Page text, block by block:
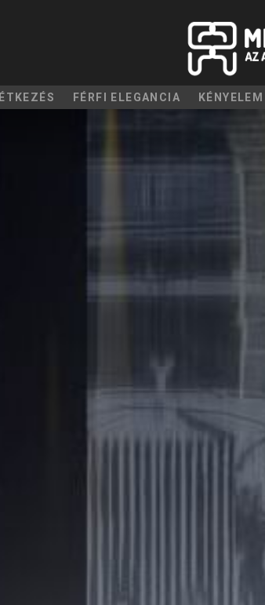
ÉTKEZÉS FÉRFI ELEGANCIA KÉNYELEM